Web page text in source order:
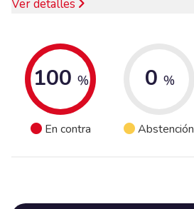
Ver detalles
100 %
En contra
0 %
Abstención